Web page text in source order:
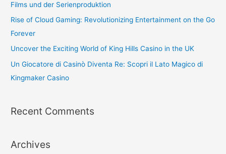
Films und der Serienproduktion
Rise of Cloud Gaming: Revolutionizing Entertainment on the Go
Forever
Uncover the Exciting World of King Hills Casino in the UK
Un Giocatore di Casinò Diventa Re: Scopri il Lato Magico di
Kingmaker Casino
Recent Comments
Archives